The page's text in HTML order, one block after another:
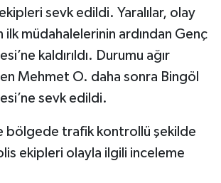
sevk edildi. Yaralılar, olay
ilk müdahalelerinin ardından Genç
kaldırıldı. Durumu ağır
Mehmet O. daha sonra Bingöl
sevk edildi.
bölgede trafik kontrollü şekilde
ekipleri olayla ilgili inceleme